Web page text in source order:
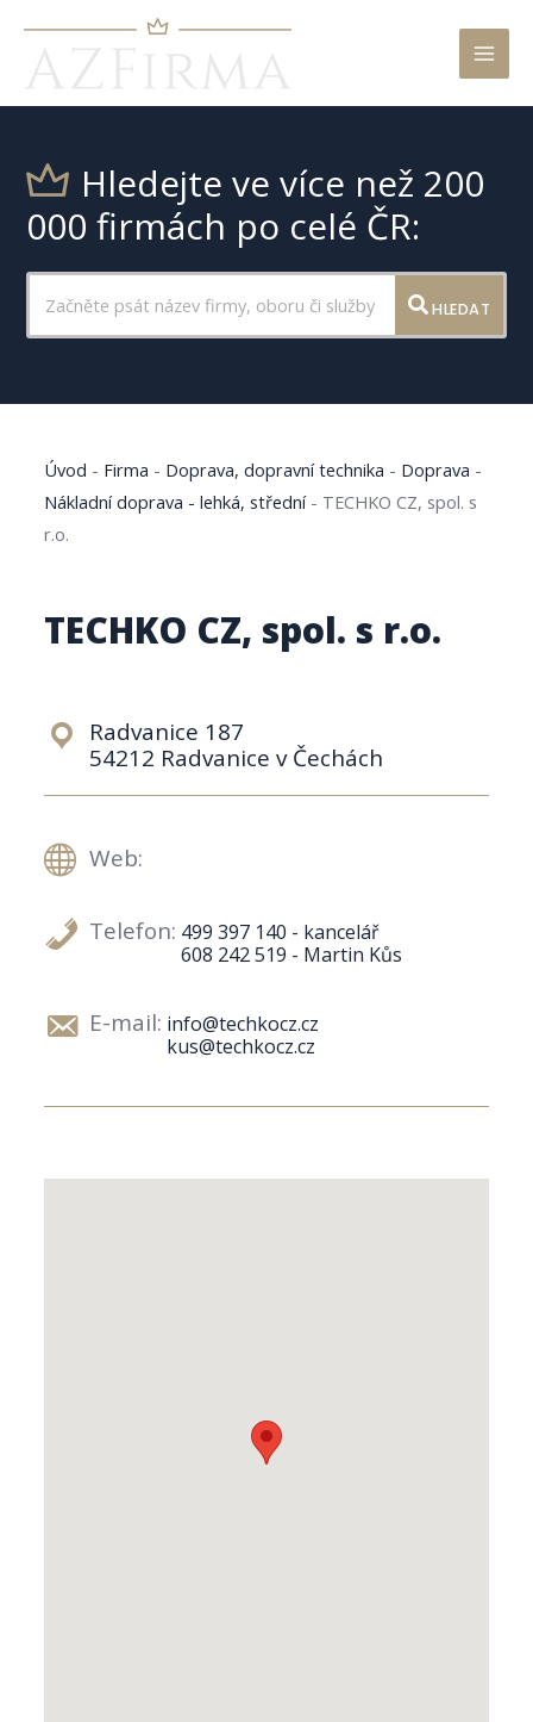
Hledejte ve více než 200
000 firmách po celé ČR:
HLEDAT
Úvod - Firma - Doprava, dopravní technika - Doprava -
Nákladní doprava - lehká, střední- TECHKO CZ, spol. s
r.o.
TECHKO CZ, spol. s r.o.
Radvanice 187
54212 Radvanice v Čechách
Web:
Telefon: 499 397 140 - kancelář
608 242 519 - Martin Kůs
E-mail: info@techkocz.cz
kus@techkocz.cz